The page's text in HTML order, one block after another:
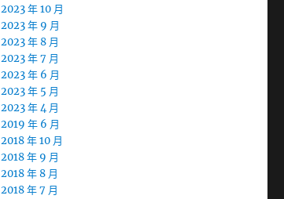
2023 年 10 月
2023 年 9 月
2023 年 8 月
2023 年 7 月
2023 年 6 月
2023 年 5 月
2023 年 4 月
2019 年 6 月
2018 年 10 月
2018 年 9 月
2018 年 8 月
2018 年 7 月